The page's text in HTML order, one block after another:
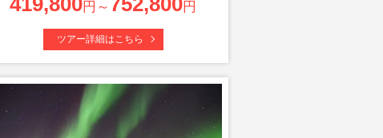
円～ 円
ツアー詳細はこちら